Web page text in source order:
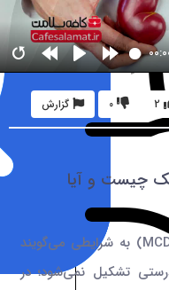
گزارش 0 2
چیست و آیا
کلیه دیسپلاستیک مولتی کیستیک (MCDK) به شرایطی می‌گویند
تشکیل نمی‌شود؛ در